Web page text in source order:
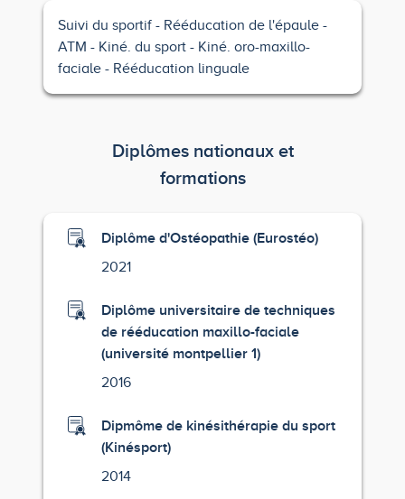
Suivi du sportif
Rééducation de l'épaule
ATM
Kiné. du sport
Kiné. oro-maxillo-
faciale
Rééducation linguale
Diplômes nationaux et
formations
Diplôme d'Ostéopathie (Eurostéo)
2021
Diplôme universitaire de techniques
de rééducation maxillo-faciale
(université montpellier 1)
2016
Dipmôme de kinésithérapie du sport
(Kinésport)
2014